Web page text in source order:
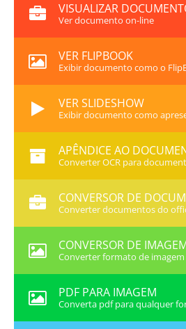
VISUALIZAR
Ver documento on-line
VER FLIPBOOK
Exibir documento como o
VER SLIDESHOW
Exibir documento como
APÊNDICE AO
Converter OCR para
CONVERSOR DE
Converter documentos do
CONVERSOR DE
Converter formato de imagem
PDF PARA IMAGEM
Converta pdf para qualquer